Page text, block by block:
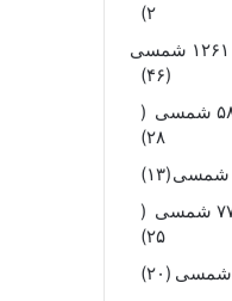
۲)
(۴۶)
(
۲۸)
(۱۳)
(
۲۵)
(۲۰)